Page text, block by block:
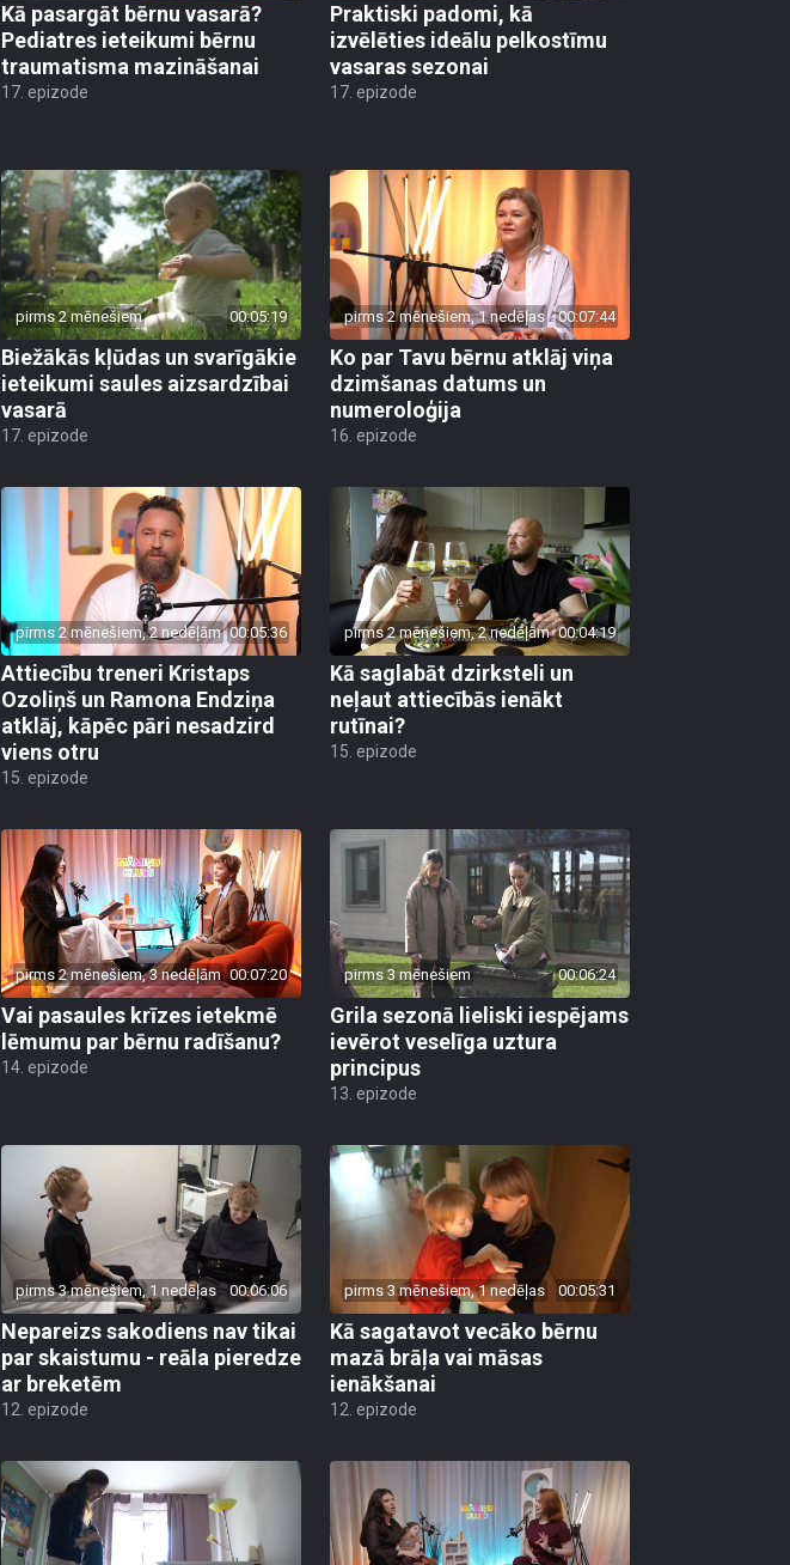
Kā pasargāt bērnu vasarā?
Pediatres ieteikumi bērnu
traumatisma mazināšanai
17. epizode
Praktiski padomi, kā
izvēlēties ideālu pelkostīmu
vasaras sezonai
17. epizode
pirms 2 mēnešiem 00:05:19
Biežākās kļūdas un svarīgākie
ieteikumi saules aizsardzībai
vasarā
17. epizode
pirms 2 mēnešiem, 1 nedēļas 00:07:44
Ko par Tavu bērnu atklāj viņa
dzimšanas datums un
numeroloģija
16. epizode
pirms 2 mēnešiem, 2 nedēļām 00:05:36
Attiecību treneri Kristaps
Ozoliņš un Ramona Endziņa
atklāj, kāpēc pāri nesadzird
viens otru
15. epizode
pirms 2 mēnešiem, 2 nedēļām 00:04:19
Kā saglabāt dzirksteli un
neļaut attiecībās ienākt
rutīnai?
15. epizode
pirms 2 mēnešiem, 3 nedēļām 00:07:20
Vai pasaules krīzes ietekmē
lēmumu par bērnu radīšanu?
14. epizode
pirms 3 mēnešiem 00:06:24
Grila sezonā lieliski iespējams
ievērot veselīga uztura
principus
13. epizode
pirms 3 mēnešiem, 1 nedēļas 00:06:06
Nepareizs sakodiens nav tikai
par skaistumu - reāla pieredze
ar breketēm
12. epizode
pirms 3 mēnešiem, 1 nedēļas 00:05:31
Kā sagatavot vecāko bērnu
mazā brāļa vai māsas
ienākšanai
12. epizode